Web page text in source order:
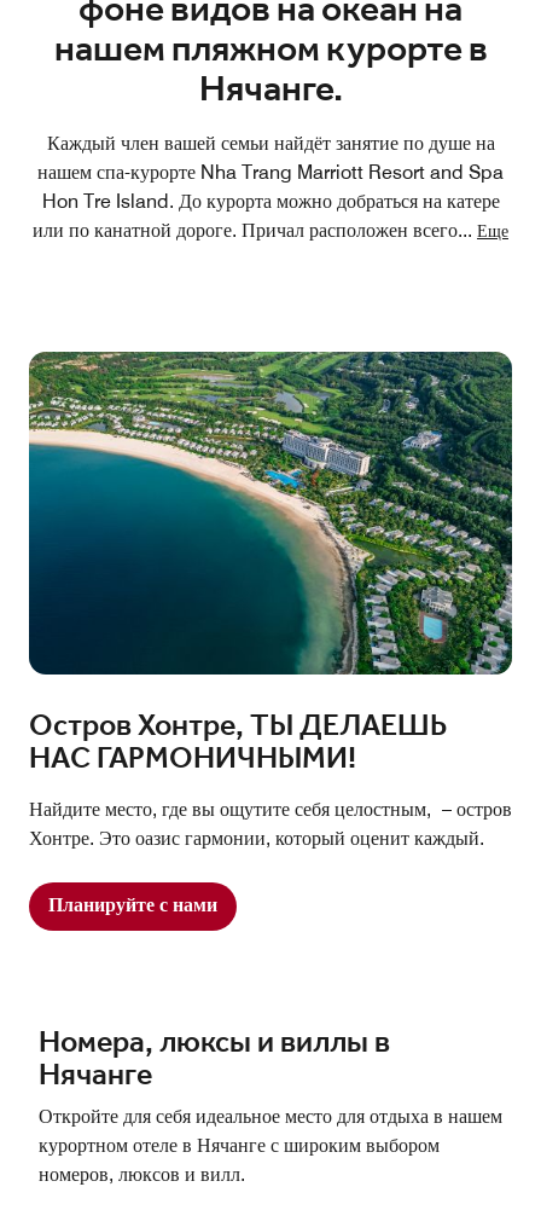
нашем пляжном курорте в
Нячанге.
Каждый член вашей семьи найдёт занятие по душе на
нашем спа-курорте Nha Trang Marriott Resort and Spa
Hon Tre Island. До курорта можно добраться на катере
или по канатной дороге. Причал расположен всего... Еще
Остров Хонтре, ТЫ ДЕЛАЕШЬ
НАС ГАРМОНИЧНЫМИ!
Найдите место, где вы ощутите себя целостным, – остров
Хонтре. Это оазис гармонии, который оценит каждый.
Планируйте с нами
Номера, люксы и виллы в
Нячанге
Откройте для себя идеальное место для отдыха в нашем
курортном отеле в Нячанге с широким выбором
номеров, люксов и вилл.